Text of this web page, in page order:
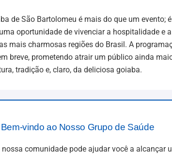
de São Bartolomeu é mais do que um evento;
oportunidade de vivenciar a hospitalidade e
mais charmosas regiões do Brasil. A
breve, prometendo atrair um público ainda
tradição e, claro, da deliciosa goiaba.
Bem-vindo ao Nosso Grupo de Saúde
comunidade pode ajudar você a alcançar